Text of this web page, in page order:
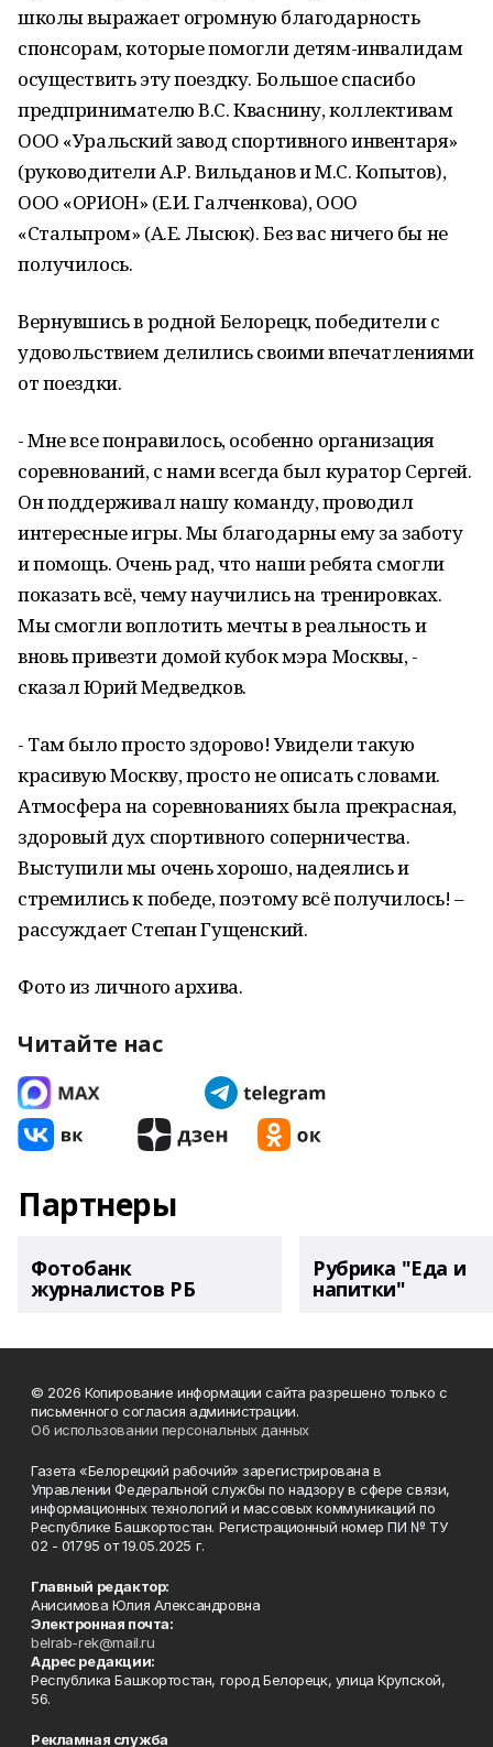
школы выражает огромную благодарность
спонсорам, которые помогли детям-инвалидам
осуществить эту поездку. Большое спасибо
предпринимателю В.С. Кваснину, коллективам
ООО «Уральский завод спортивного инвентаря»
(руководители А.Р. Вильданов и М.С. Копытов),
ООО «ОРИОН» (Е.И. Галченкова), ООО
«Стальпром» (А.Е. Лысюк). Без вас ничего бы не
получилось.
Вернувшись в родной Белорецк, победители с
удовольствием делились своими впечатлениями
от поездки.
- Мне все понравилось, особенно организация
соревнований, с нами всегда был куратор Сергей.
Он поддерживал нашу команду, проводил
интересные игры. Мы благодарны ему за заботу
и помощь. Очень рад, что наши ребята смогли
показать всё, чему научились на тренировках.
Мы смогли воплотить мечты в реальность и
вновь привезти домой кубок мэра Москвы, -
сказал Юрий Медведков.
- Там было просто здорово! Увидели такую
красивую Москву, просто не описать словами.
Атмосфера на соревнованиях была прекрасная,
здоровый дух спортивного соперничества.
Выступили мы очень хорошо, надеялись и
стремились к победе, поэтому всё получилось! –
рассуждает Степан Гущенский.
Фото из личного архива.
Читайте нас
Партнеры
Фотобанк
журналистов РБ
Рубрика "Еда и
напитки"
© 2026 Копирование информации сайта разрешено только с
письменного согласия администрации.
Об использовании персональных данных
Газета «Белорецкий рабочий» зарегистрирована в
Управлении Федеральной службы по надзору в сфере связи,
информационных технологий и массовых коммуникаций по
Республике Башкортостан. Регистрационный номер ПИ № ТУ
02 - 01795 от 19.05.2025 г.
Главный редактор:
Анисимова Юлия Александровна
Электронная почта:
belrab-rek@mail.ru
Адрес редакции:
Республика Башкортостан, город Белорецк, улица Крупской,
56.
Рекламная служба